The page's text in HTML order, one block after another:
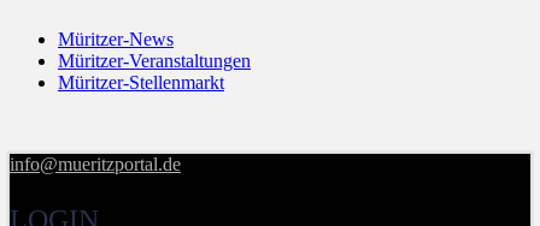
Müritzer-News
Müritzer-Veranstaltungen
Müritzer-Stellenmarkt
info@mueritzportal.de